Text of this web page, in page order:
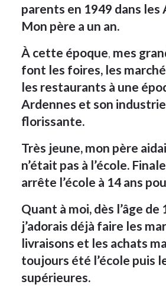
parents en 1949 dans les
Mon père a un an.
À cette époque mes
font les foires, les
les restaurants à une
Ardennes et son
florissante.
Très jeune, mon père
n’était pas à l’école.
arrête l’école à 14 ans
Quant à moi, dès l’âge de
j’adorais déjà faire les
livraisons et les achats
toujours été l’école puis
supérieures.